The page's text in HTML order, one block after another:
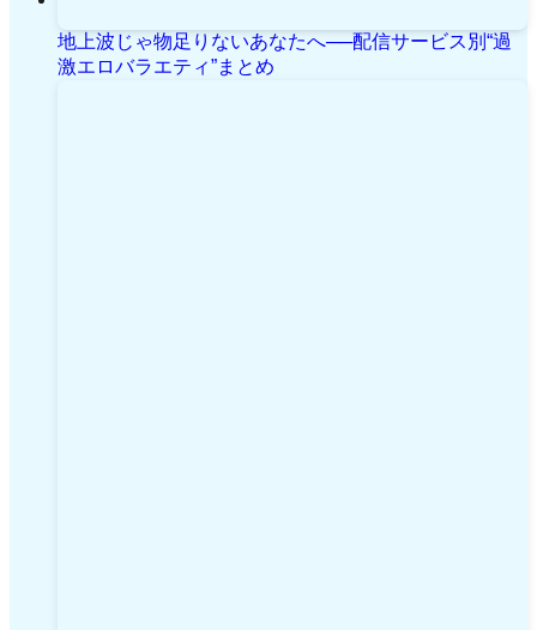
地上波じゃ物足りないあなたへ──配信サービス別“過
激エロバラエティ”まとめ